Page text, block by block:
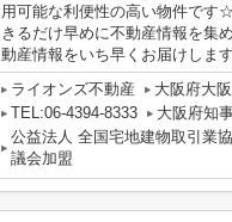
用可能な利便性の高い物件で
きるだけ早めに不動産情報を集
動産情報をいち早くお届けしま
ライオンズ不動産
大阪府大
TEL:06-4394-8333
大阪府知
公益法人 全国宅地建物取引業
議会加盟